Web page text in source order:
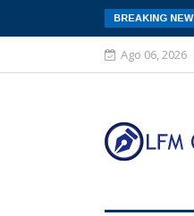
BREAKING
Ago 06, 2026